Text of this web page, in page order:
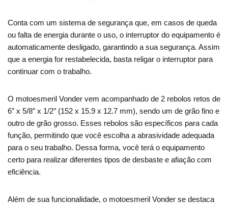
Conta com um sistema de segurança que, em casos de queda
ou falta de energia durante o uso, o interruptor do equipamento é
automaticamente desligado, garantindo a sua segurança. Assim
que a energia for restabelecida, basta religar o interruptor para
continuar com o trabalho.
O motoesmeril Vonder vem acompanhado de 2 rebolos retos de
6″ x 5/8″ x 1/2″ (152 x 15.9 x 12.7 mm), sendo um de grão fino e
outro de grão grosso. Esses rebolos são específicos para cada
função, permitindo que você escolha a abrasividade adequada
para o seu trabalho. Dessa forma, você terá o equipamento
certo para realizar diferentes tipos de desbaste e afiação com
eficiência.
Além de sua funcionalidade, o motoesmeril Vonder se destaca